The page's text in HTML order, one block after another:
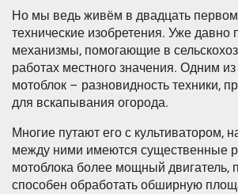
Но мы ведь живём в двадцать
технические изобретения. Уже давно
механизмы, помогающие в
работах местного значения. Одним
мотоблок – разновидность техники,
для вскапывания огорода.
Многие путают его с культиватором,
между ними имеются существенные
мотоблока более мощный двигатель,
способен обработать обширную